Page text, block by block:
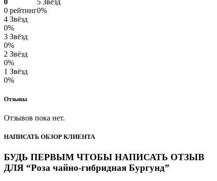
0
0 рейтинг
5 Звёзд
0%
4 Звёзд
0%
3 Звёзд
0%
2 Звёзд
0%
1 Звёзд
0%
Отзывы
Отзывов пока нет.
НАПИСАТЬ ОБЗОР КЛИЕНТА
БУДЬ ПЕРВЫМ ЧТОБЫ НАПИСАТЬ ОТЗЫВ
ДЛЯ “Роза чайно-гибридная Бургунд”